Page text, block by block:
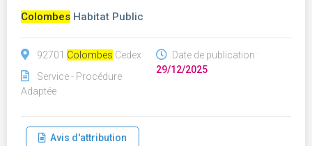
Colombes Habitat Public
92701 Colombes Cedex
Service - Procédure
Adaptée
Date de publication :
29/12/2025
Avis d'attribution